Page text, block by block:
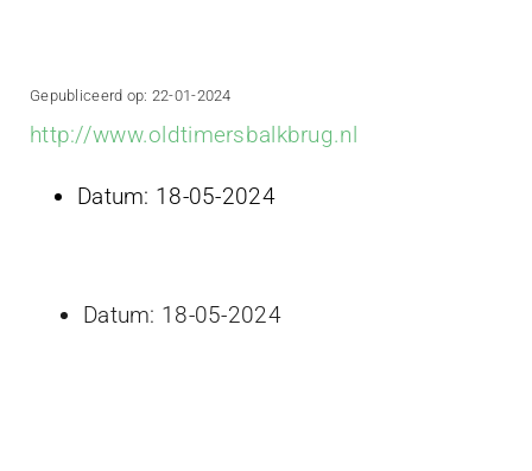
Gepubliceerd op: 22-01-2024
http://www.oldtimersbalkbrug.nl
Datum: 18-05-2024
Datum: 18-05-2024